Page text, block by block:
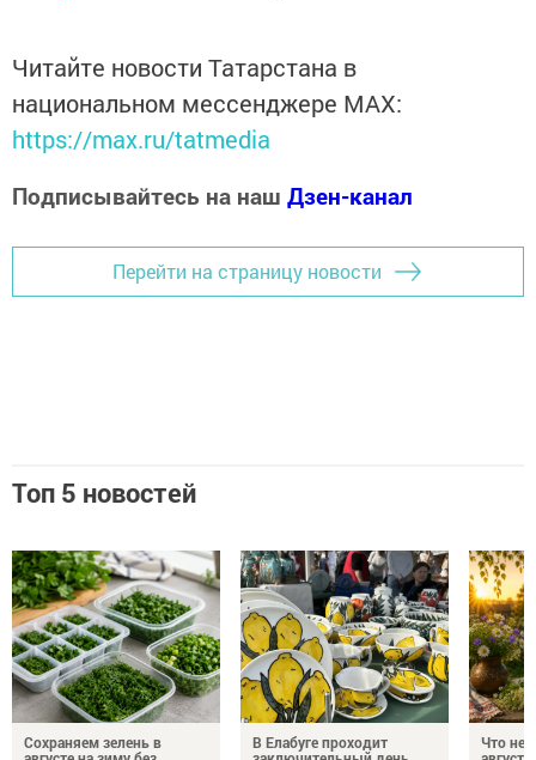
Читайте новости Татарстана в
национальном мессенджере MАХ:
https://max.ru/tatmedia
Подписывайтесь на наш Дзен-канал
Перейти на страницу новости
Топ 5 новостей
Сохраняем зелень в
В Елабуге проходит
Что